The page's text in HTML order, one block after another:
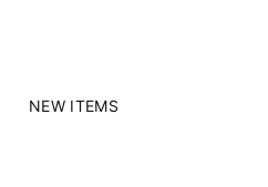
NEW ITEMS